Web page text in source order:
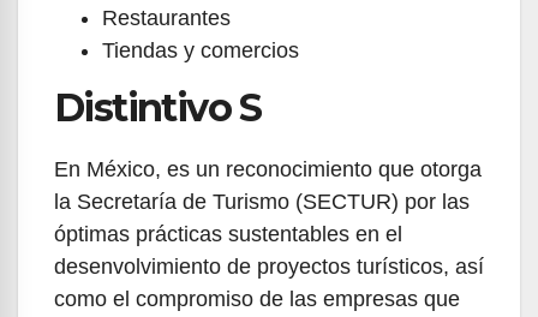
Restaurantes
Tiendas y comercios
Distintivo S
En México, es un reconocimiento que otorga
la Secretaría de Turismo (SECTUR) por las
óptimas prácticas sustentables en el
desenvolvimiento de proyectos turísticos, así
como el compromiso de las empresas que